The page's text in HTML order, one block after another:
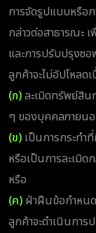
การจัดรูปแบบหรือ
กล่าวต่อสาธารณะ
และการปรับปรุงซ
ลูกค้าจะไม่อัปโหลด
(ก)ละเมิดทรัพย์สิ
ๆ ของบุคคลภายน
(ข) เป็นการกระทำ
หรือเป็นการละเมิ
หรือ
(ค) ฝ่าฝืนข้อกำหน
ลูกค้าจะดำเนินกา